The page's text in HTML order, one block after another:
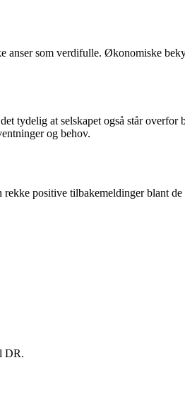
anser som verdifulle. Økonomiske
tydelig at selskapet også står
og behov.
positive tilbakemeldinger blant
DR.